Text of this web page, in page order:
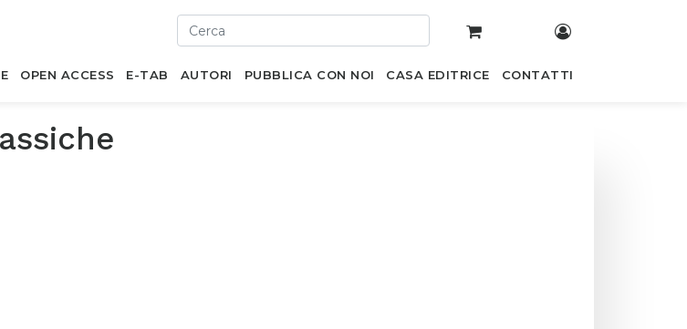
OPEN ACCESS E-TAB AUTORI PUBBLICA CON NOI CASA EDITRICE CONTATTI